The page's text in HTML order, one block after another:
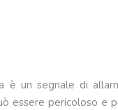
un segnale di
essere pericoloso e